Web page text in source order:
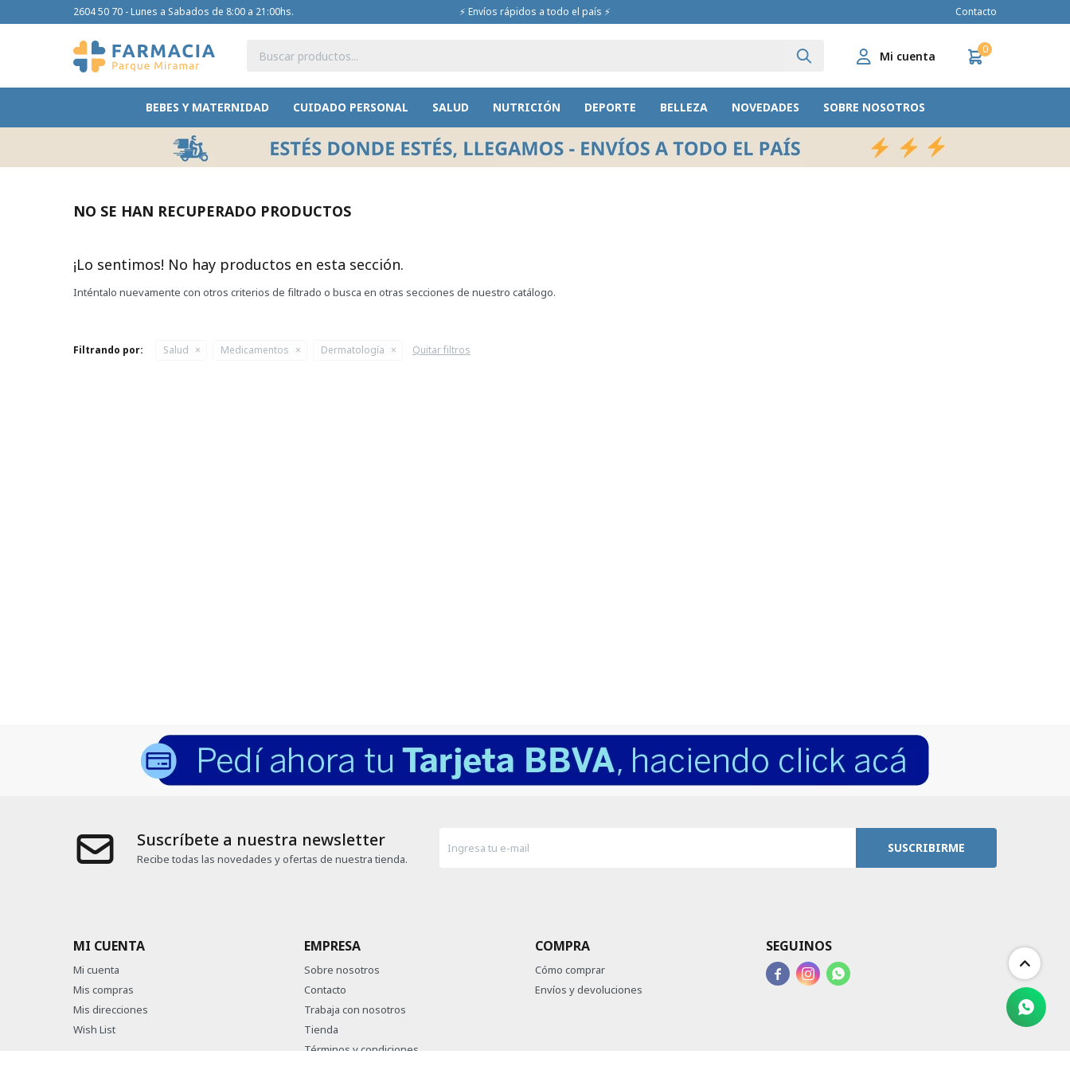
BEBES Y MATERNIDAD CUIDADO PERSONAL SALUD NUTRICIÓN DEPORTE BELLEZA NOVEDADES SOBRE NOSOTROS
0
2604 50 70 - Lunes a Sabados de 8:00 a 21:00hs. ⚡ Envíos rápidos a todo el país ⚡ Contacto
NO SE HAN RECUPERADO PRODUCTOS
¡Lo sentimos! No hay productos en esta sección.
Inténtalo nuevamente con otros criterios de filtrado o busca en otras secciones de nuestro catálogo.
Filtrando por: Salud Medicamentos Dermatología Quitar filtros
Suscríbete a nuestra newsletter
Recibe todas las novedades y ofertas de nuestra tienda.
SUSCRIBIRME
MI CUENTA
Mi cuenta
Mis compras
Mis direcciones
Wish List
EMPRESA
Sobre nosotros
Contacto
Trabaja con nosotros
Tienda
Términos y condiciones
COMPRA
Cómo comprar
Envíos y devoluciones
SEGUINOS
  